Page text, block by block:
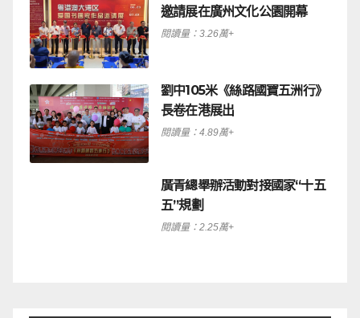
邀請展在廣州文化公園開幕
閱讀量：3.26萬+
劉中105米《絲路國寶五洲行》
長卷在港展出
閱讀量：4.89萬+
廣青總舉辦活動對接國家“十五
五”規劃
閱讀量：2.25萬+